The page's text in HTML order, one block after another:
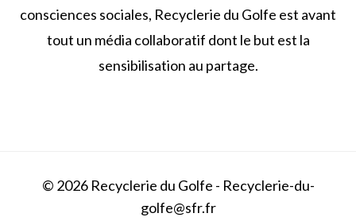
consciences sociales, Recyclerie du Golfe est avant
tout un média collaboratif dont le but est la
sensibilisation au partage.
© 2026 Recyclerie du Golfe - Recyclerie-du-
golfe@sfr.fr